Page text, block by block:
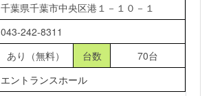
千葉県千葉市中央区港１－１０－１
043-242-8311
あり（無料） 台数
70台
エントランスホール